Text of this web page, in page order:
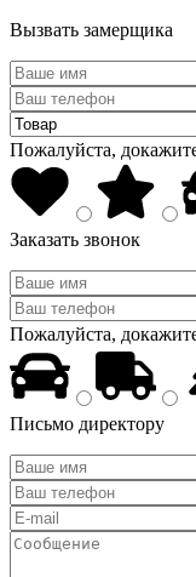
Вызвать замерщика
Пожалуйста,
Заказать звонок
Пожалуйста,
Письмо директору